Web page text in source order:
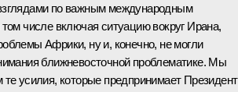
по важным международным
числе включая ситуацию вокруг Ирана,
Африки, ну и, конечно, не могли
ближневосточной проблематике. Мы
усилия, которые предпринимает Президент